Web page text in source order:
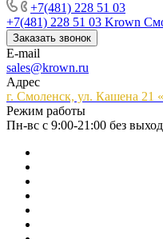
+7(481) 228 51 03
+7(481) 228 51 03 Krown
Заказать звонок
E-mail
sales@krown.ru
Адрес
г. Смоленск, ул. Кашена 21
Режим работы
Пн-вс с 9:00-21:00 без